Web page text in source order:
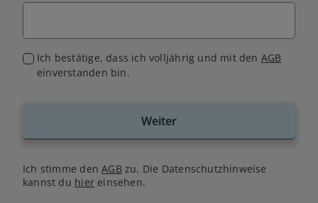
Ich bestätige, dass ich volljährig und mit den AGB
einverstanden bin.
Weiter
Ich stimme denAGB zu. Die Datenschutzhinweise
kannst du hiereinsehen.